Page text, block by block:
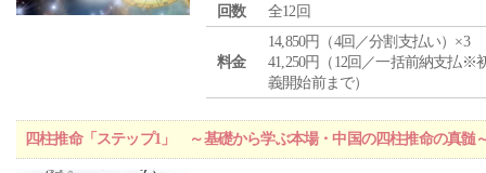
回数
全12回
料金
14,850円（4回／分割支払い）×3
41,250円（12回／一括前納支払※
義開始前まで）
四柱推命「ステップ1」 ～基礎から学ぶ本場・中国の四柱推命の真髄